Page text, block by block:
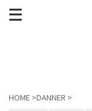
HOME >DANNER >